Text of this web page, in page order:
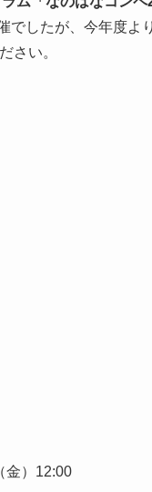
でしたが、今年度
さい。
金）12:00